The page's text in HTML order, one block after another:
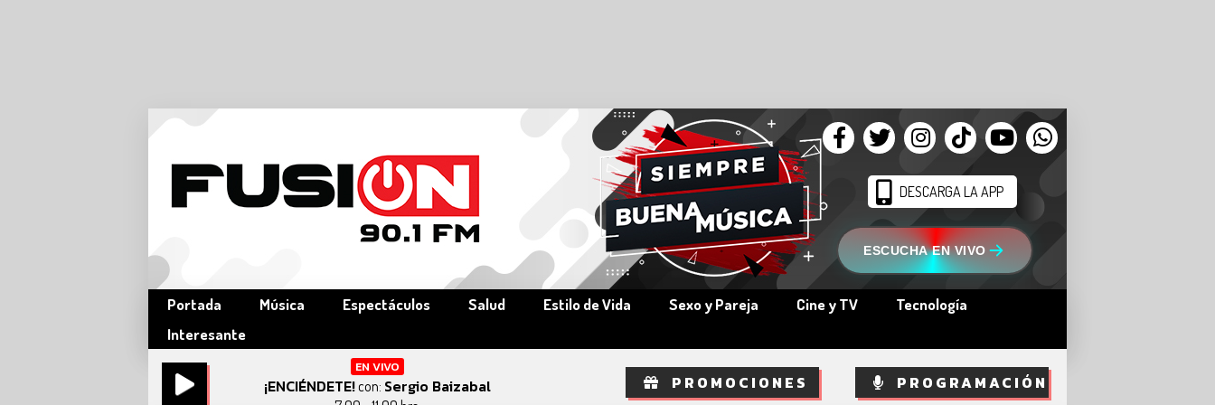
DESCARGA LA APP
ESCUCHA EN VIVO
Portada Música Espectáculos Salud Estilo de Vida Sexo y Pareja Cine y TV
Tecnología
Interesante
EN VIVO
¡ENCIÉNDETE!con: Sergio Baizabal PROMOCIONES PROGRAMACIÓN